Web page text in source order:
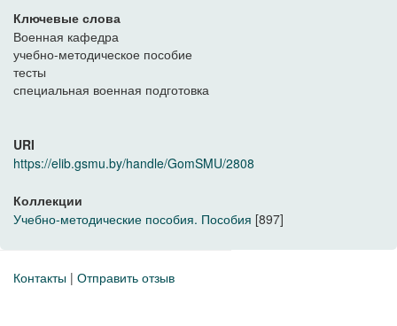
Ключевые слова
Военная кафедра
учебно-методическое пособие
тесты
специальная военная подготовка
URI
https://elib.gsmu.by/handle/GomSMU/2808
Коллекции
Учебно-методические пособия. Пособия [897]
Контакты | Отправить отзыв